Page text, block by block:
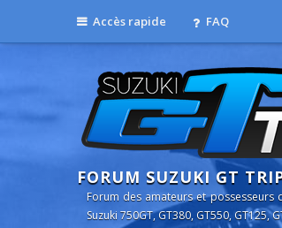
Accès rapide FAQ
FORUM SUZUKI GT
Forum des amateurs et possesseurs
Suzuki 750GT, GT380, GT550, GT125,